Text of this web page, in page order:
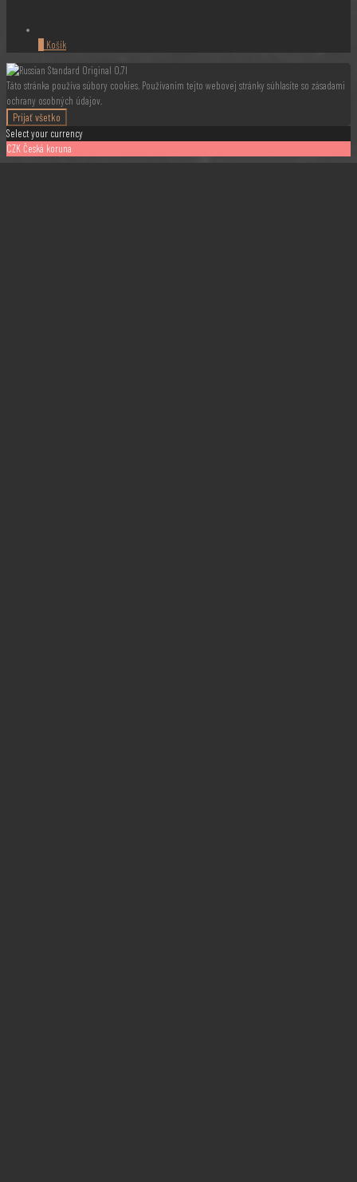
Košík
Táto stránka používa súbory cookies. Používaním tejto webovej stránky súhlasíte so zásadami
ochrany osobných údajov.
Prijať všetko
Select your currency
CZKČeská koruna